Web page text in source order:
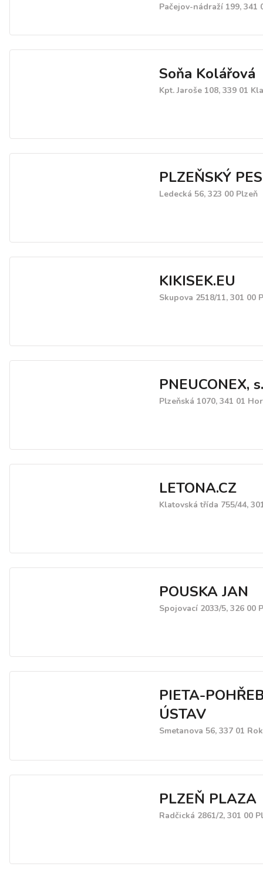
Pačejov-nádraží 199, 341
Soňa Kolářová
Kpt. Jaroše 108, 339 01
PLZEŇSKÝ
Ledecká 56, 323 00 Plzeň
KIKISEK.EU
Skupova 2518/11, 301 00
PNEUCONEX,
Plzeňská 1070, 341 01
LETONA.CZ
Klatovská třída 755/44,
POUSKA JAN
Spojovací 2033/5, 326 00
PIETA-
ÚSTAV
Smetanova 56, 337 01
PLZEŇ PLAZA
Radčická 2861/2, 301 00